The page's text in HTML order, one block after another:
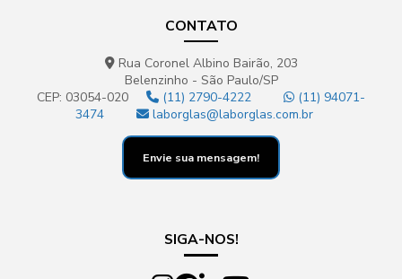
CONTATO
Rua Coronel Albino Bairão, 203
Belenzinho - São Paulo/SP
CEP: 03054-020
(11) 2790-4222
(11) 94071-
3474
laborglas@laborglas.com.br
Envie sua mensagem!
SIGA-NOS!